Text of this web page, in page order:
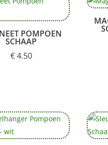
POMPOEN
SCHAAP
€4.50